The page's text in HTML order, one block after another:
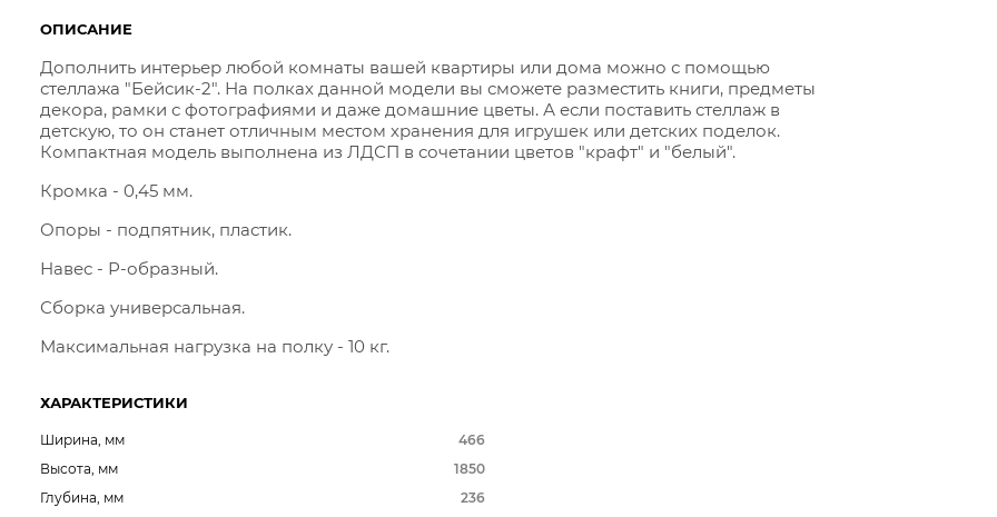
ОПИСАНИЕ
Дополнить интерьер любой комнаты вашей квартиры или дома можно с помощью
стеллажа "Бейсик-2". На полках данной модели вы сможете разместить книги, предметы
декора, рамки с фотографиями и даже домашние цветы. А если поставить стеллаж в
детскую, то он станет отличным местом хранения для игрушек или детских поделок.
Компактная модель выполнена из ЛДСП в сочетании цветов "крафт" и "белый".
Кромка - 0,45 мм.
Опоры - подпятник, пластик.
Навес - Р-образный.
Сборка универсальная.
Максимальная нагрузка на полку - 10 кг.
ХАРАКТЕРИСТИКИ
Ширина, мм
466
Высота, мм
1850
Глубина, мм
236